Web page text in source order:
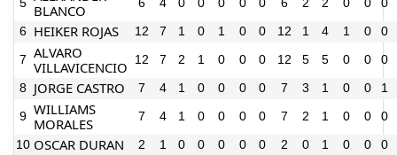
5 BLANCO
6 4 0 0 0 0 0 6 2 2 0 0 0
6 HEIKER ROJAS 12 7 1 0 1 0 0 12 1 4 1 0 0
7 ALVARO
VILLAVICENCIO
12 7 2 1 0 0 0 12 5 5 0 0 0
8 JORGE CASTRO 7 4 1 0 0 0 0 7 3 1 0 0 1
9 WILLIAMS
MORALES
7 4 1 0 0 0 0 7 2 1 0 0 0
10 OSCAR DURAN 2 1 0 0 0 0 0 2 0 1 0 0 0